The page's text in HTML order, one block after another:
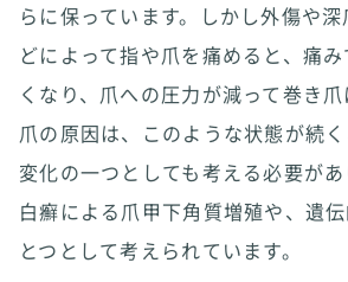
らに保っています。しかし外傷や
どによって指や爪を痛めると、痛
くなり、爪への圧力が減って巻き
爪の原因は、このような状態が続
変化の一つとしても考える必要が
白癬による爪甲下角質増殖や、遺
とつとして考えられています。